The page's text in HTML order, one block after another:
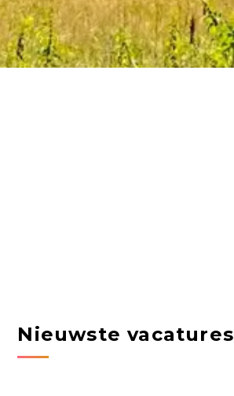
Nieuwste vacatures